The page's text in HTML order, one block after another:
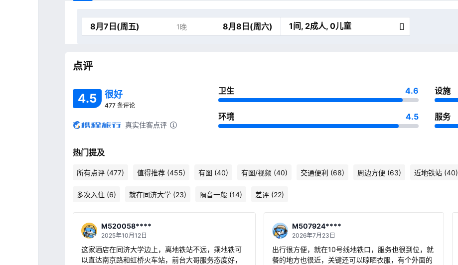
1晚 1间, 2成人, 0儿童
点评
4.5 很好
477 条评论
真实住客点评
卫生 4.6 设施
环境 4.5 服务
热门提及
所有点评 (477) 值得推荐 (455) 有图 (40) 有图/视频 (40) 交通便利 (68) 周边方便 (63) 近地铁站 (40)
多次入住 (6) 就在同济大学 (23) 隔音一般 (14) 差评 (22)
M520058****
2025年10月12日
这家酒店在同济大学边上，离地铁站不远，乘地铁可
以直达南京路和虹桥火车站，前台大哥服务态度好，
M507924****
2026年7月23日
出行很方便，就在10号线地铁口，服务也很到位，就
餐的地方也很近，关键还可以晾晒衣服，有个外面的